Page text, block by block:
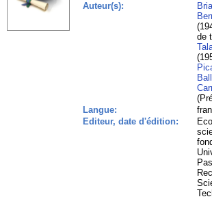
Auteur(s):
de
Langue:
Editeur, date d'édition: